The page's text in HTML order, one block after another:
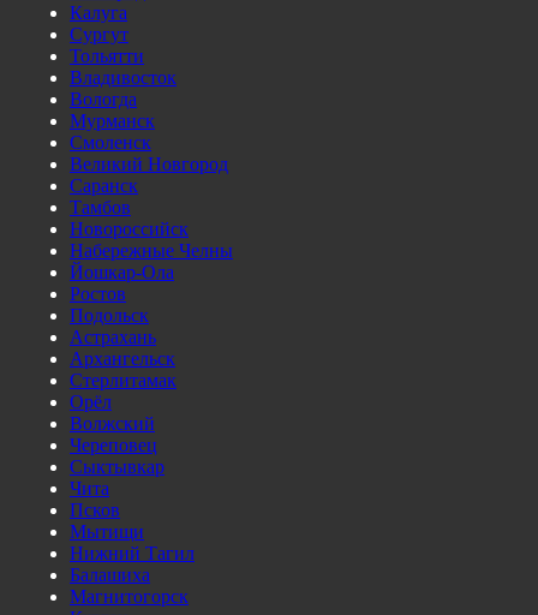
Калуга
Сургут
Тольятти
Владивосток
Вологда
Мурманск
Смоленск
Великий Новгород
Саранск
Тамбов
Новороссийск
Набережные Челны
Йошкар-Ола
Ростов
Подольск
Астрахань
Архангельск
Стерлитамак
Орёл
Волжский
Череповец
Сыктывкар
Чита
Псков
Мытищи
Нижний Тагил
Балашиха
Магнитогорск